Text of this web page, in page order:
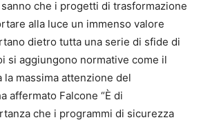
che i progetti di trasformazione
alla luce un immenso valore
dietro tutta una serie di sfide di
si aggiungono normative come il
la massima attenzione del
affermato Falcone “È di
che i programmi di sicurezza